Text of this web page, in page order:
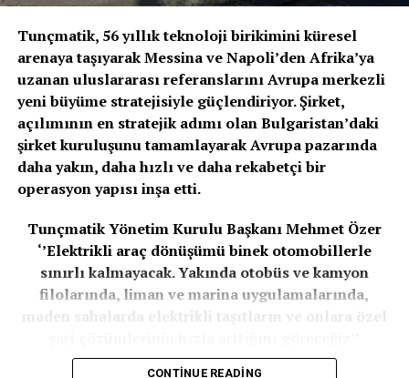
ABB Elektrifikasyon Akıllı Binalar Divizyon Başkanı Mike
Mustapha, konuyla ilgili açıklamasında, “Sasbach’ta
attığımız adımlar, Mission to Zero™ programımızın
sahadaki somut karşılığını gösteriyor. Yenilenebilir enerji
yatırımları, elektrifikasyon ve dijital enerji yönetimi
sayesinde karbon emisyonlarını azaltırken enerji
dayanıklılığını ve operasyonel istikrarı güçlendiriyoruz.
Üretim sektöründe sürdürülebilir dönüşümün anahtarı,
bu tür uygulanabilir ve ölçülebilir adımlardan geçiyor”
ifadelerini kullandı.
Tesisteki tüm süreçlerde karbon emisyonu azaltımı
hedefleniyor
ediyor. Sasbach’ta kurulan yeni toz boya tesisi, üretim
Tunçmatik, 56 yıllık teknoloji birikimini küresel
arenaya taşıyarak Messina ve Napoli’den Afrika’ya
uzanan uluslararası referanslarını Avrupa merkezli
yeni büyüme stratejisiyle güçlendiriyor. Şirket,
açılımının en stratejik adımı olan Bulgaristan’daki
şirket kuruluşunu tamamlayarak Avrupa pazarında
daha yakın, daha hızlı ve daha rekabetçi bir
operasyon yapısı inşa etti.
Tunçmatik Yönetim Kurulu Başkanı Mehmet Özer
‘’Elektrikli araç dönüşümü binek otomobillerle
sınırlı kalmayacak. Yakında otobüs ve kamyon
filolarında, liman ve marina uygulamalarında,
maden sahalarda elektrikli taşıtların ve onlara özel
değerlendirmesinde bulundu.
CONTINUE READING